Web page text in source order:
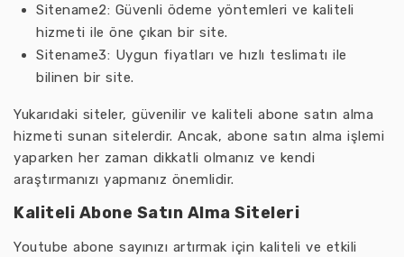
Sitename2: Güvenli ödeme yöntemleri ve kaliteli
hizmeti ile öne çıkan bir site.
Sitename3: Uygun fiyatları ve hızlı teslimatı ile
bilinen bir site.
Yukarıdaki siteler, güvenilir ve kaliteli abone satın alma
hizmeti sunan sitelerdir. Ancak, abone satın alma işlemi
yaparken her zaman dikkatli olmanız ve kendi
araştırmanızı yapmanız önemlidir.
Kaliteli Abone Satın Alma Siteleri
Youtube abone sayınızı artırmak için kaliteli ve etkili